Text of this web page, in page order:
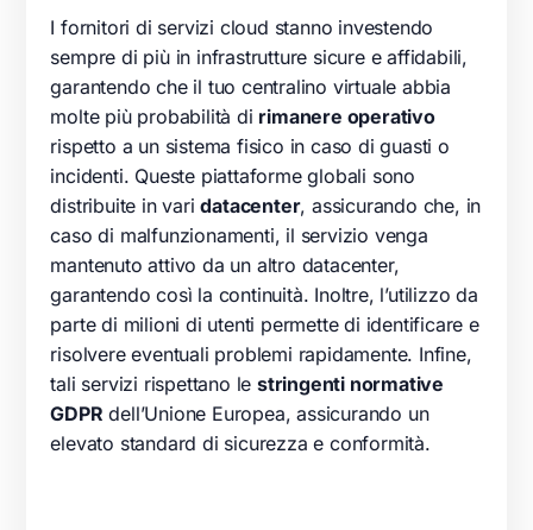
I fornitori di servizi cloud stanno investendo
sempre di più in infrastrutture sicure e affidabili,
garantendo che il tuo centralino virtuale abbia
molte più probabilità di rimanere operativo
rispetto a un sistema fisico in caso di guasti o
incidenti. Queste piattaforme globali sono
distribuite in varidatacenter, assicurando che, in
caso di malfunzionamenti, il servizio venga
mantenuto attivo da un altro datacenter,
garantendo così la continuità. Inoltre, l’utilizzo da
parte di milioni di utenti permette di identificare e
risolvere eventuali problemi rapidamente. Infine,
tali servizi rispettano le stringenti normative
GDPR dell’Unione Europea, assicurando un
elevato standard di sicurezza e conformità.